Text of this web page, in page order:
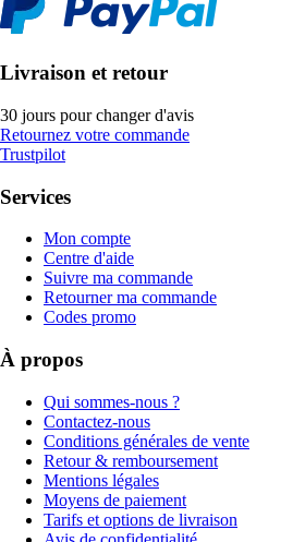
Livraison et retour
30 jours pour changer d'avis
Retournez votre commande
Trustpilot
Services
Mon compte
Centre d'aide
Suivre ma commande
Retourner ma commande
Codes promo
À propos
Qui sommes-nous ?
Contactez-nous
Conditions générales de vente
Retour & remboursement
Mentions légales
Moyens de paiement
Tarifs et options de livraison